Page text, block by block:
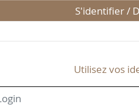
S'identifier /
Utilisez vos